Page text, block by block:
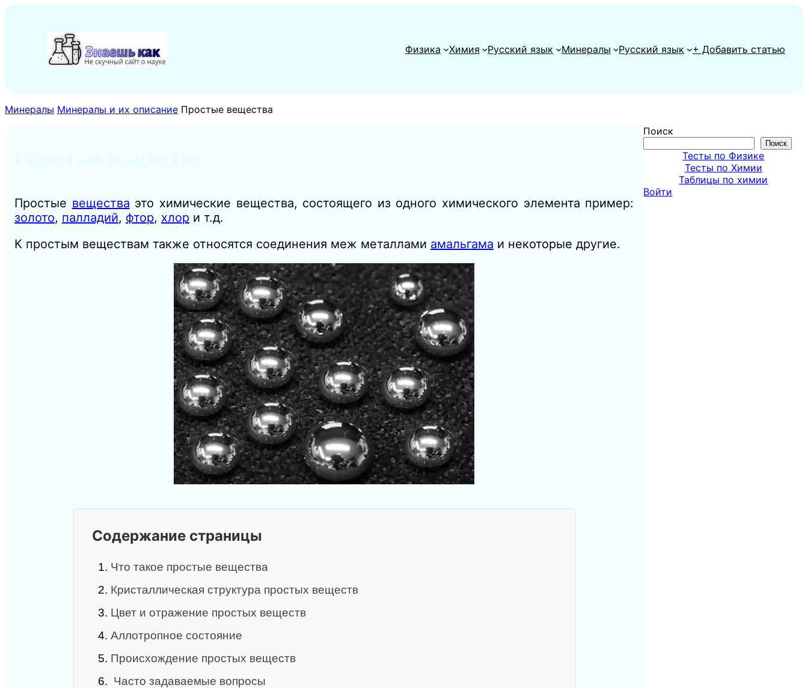
содержимому
Физика
Химия Русский язык Минералы Русский язык + Добавить статью
Минералы Минералы и их описание Простые вещества
Простые вещества это химические вещества, состоящего из одного химического элемента пример:
золото, палладий, фтор, хлор и т.д.
К простым веществам также относятся соединения меж металлами амальгама и некоторые другие.
Содержание страницы
1. Что такое простые вещества
2. Кристаллическая структура простых веществ
3. Цвет и отражение простых веществ
4. Аллотропное состояние
5. Происхождение простых веществ
6. Часто задаваемые вопросы
Поиск
Поиск
Тесты по Физике
Тесты по Химии
Таблицы по химии
Войти